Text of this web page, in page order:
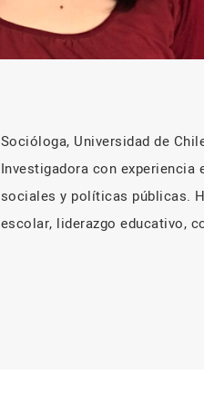
Socióloga, Universidad de
Investigadora con
sociales y políticas públicas.
escolar, liderazgo educativo,